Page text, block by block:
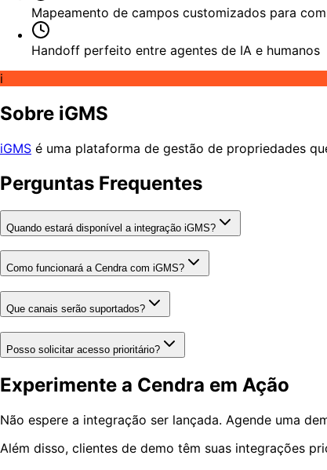
Mapeamento de campos customizados para
Handoff perfeito entre agentes de IA e humanos
i
Sobre iGMS
iGMS é uma plataforma de gestão de propriedades
Perguntas Frequentes
Quando estará disponível a integração iGMS?
Como funcionará a Cendra com iGMS?
Que canais serão suportados?
Posso solicitar acesso prioritário?
Experimente a Cendra em Ação
Não espere a integração ser lançada. Agende uma
Além disso, clientes de demo têm suas integrações